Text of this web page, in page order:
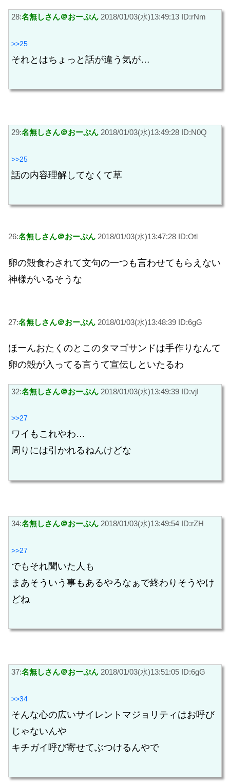
28:名無しさん＠おーぷん 2018/01/03(水)13:49:13 ID:rNm
>>25
それとはちょっと話が違う気が…
29:名無しさん＠おーぷん 2018/01/03(水)13:49:28 ID:N0Q
>>25
話の内容理解してなくて草
26:名無しさん＠おーぷん 2018/01/03(水)13:47:28 ID:Otl
卵の殻食わされて文句の一つも言わせてもらえない
神様がいるそうな
27:名無しさん＠おーぷん 2018/01/03(水)13:48:39 ID:6gG
ほーんおたくのとこのタマゴサンドは手作りなんて
卵の殻が入ってる言うて宣伝しといたるわ
32:名無しさん＠おーぷん 2018/01/03(水)13:49:39 ID:vjI
>>27
ワイもこれやわ…
周りには引かれるねんけどな
34:名無しさん＠おーぷん 2018/01/03(水)13:49:54 ID:rZH
>>27
でもそれ聞いた人も
まあそういう事もあるやろなぁで終わりそうやけ
どね
37:名無しさん＠おーぷん 2018/01/03(水)13:51:05 ID:6gG
>>34
そんな心の広いサイレントマジョリティはお呼び
じゃないんや
キチガイ呼び寄せてぶつけるんやで